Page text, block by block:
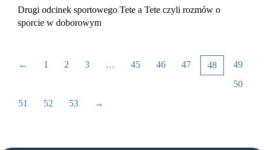
Drugi odcinek sportowego Tete a Tete czyli rozmów o
sporcie w doborowym
← 1 2 3 … 45 46 47 48
49
50
51
52 53 →